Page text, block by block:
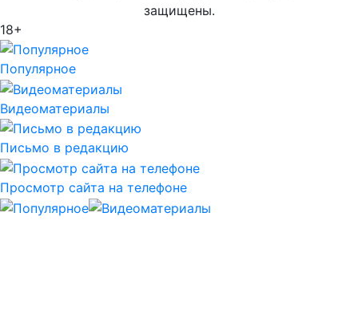
защищены.
18+
Популярное
Видеоматериалы
Письмо в редакцию
Просмотр сайта на телефоне